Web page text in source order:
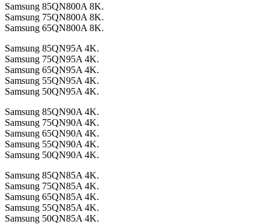
Samsung 85QN800A 8K.
Samsung 75QN800A 8K.
Samsung 65QN800A 8K.
Samsung 85QN95A 4K.
Samsung 75QN95A 4K.
Samsung 65QN95A 4K.
Samsung 55QN95A 4K.
Samsung 50QN95A 4K.
Samsung 85QN90A 4K.
Samsung 75QN90A 4K.
Samsung 65QN90A 4K.
Samsung 55QN90A 4K.
Samsung 50QN90A 4K.
Samsung 85QN85A 4K.
Samsung 75QN85A 4K.
Samsung 65QN85A 4K.
Samsung 55QN85A 4K.
Samsung 50QN85A 4K.